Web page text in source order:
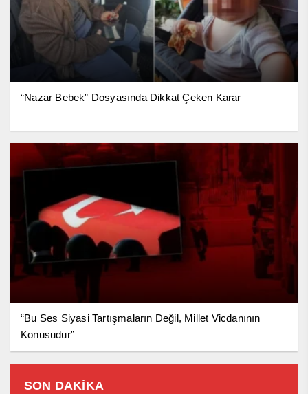
“Nazar Bebek” Dosyasında Dikkat Çeken Karar
“Bu Ses Siyasi Tartışmaların Değil, Millet Vicdanının
Konusudur”
SON DAKİKA